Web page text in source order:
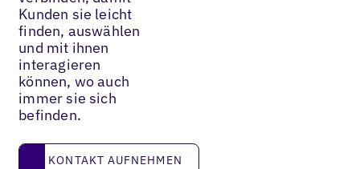
Kunden sie leicht
finden, auswählen
und mit ihnen
interagieren
können, wo auch
immer sie sich
befinden.
KONTAKT AUFNEHMEN
KONTAKT AUFNEHMEN